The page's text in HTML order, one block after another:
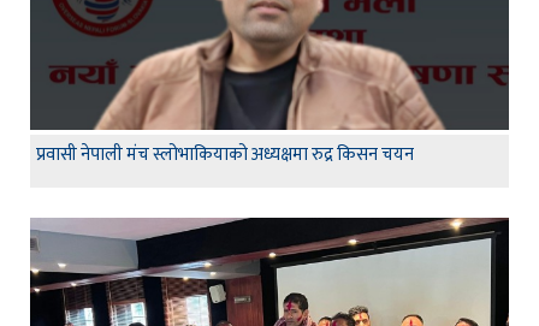
प्रवासी नेपाली मंच स्लोभाकियाको अध्यक्षमा रुद्र किसन चयन